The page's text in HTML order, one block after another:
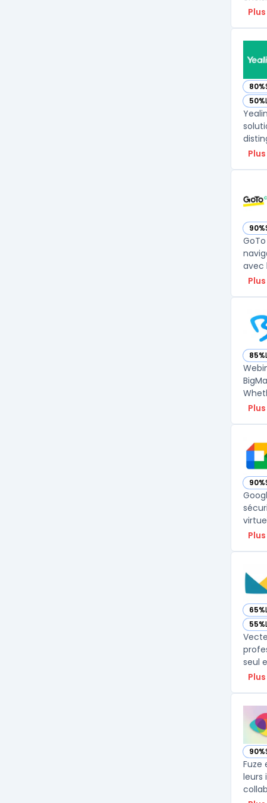
80%
—
50%
—
90%
—
avec
85%
—
90%
—
65%
—
55%
—
seul
90%
—
Fuze
leurs